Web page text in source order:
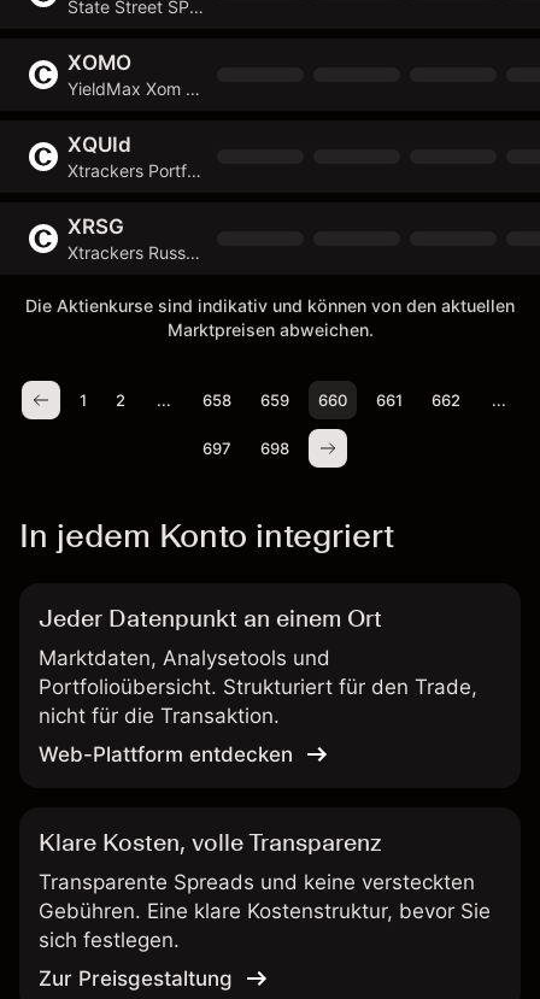
State Street SPDR NYSE Technology ETF
XOMO
YieldMax Xom Option Income Strategy ETF
XQUId
Xtrackers Portfolio UCITS ETF
XRSG
Xtrackers Russell 2000 UCITS ETF
Die Aktienkurse sind indikativ und können von den aktuellen
Marktpreisen abweichen.
1 2 ... 658 659 660 661 662 ...
697 698
In jedem Konto integriert
Jeder Datenpunkt an einem Ort
Marktdaten, Analysetools und
Portfolioübersicht. Strukturiert für den Trade,
nicht für die Transaktion.
Web-Plattform entdecken
Klare Kosten, volle Transparenz
Transparente Spreads und keine versteckten
Gebühren. Eine klare Kostenstruktur, bevor Sie
sich festlegen.
Zur Preisgestaltung